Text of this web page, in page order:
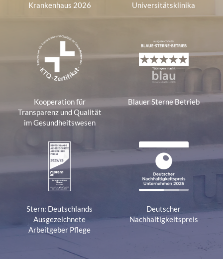
Krankenhaus 2026
Universitätsklinika
Kooperation für
Transparenz und Qualität
im Gesundheitswesen
Blauer Sterne Betrieb
Stern: Deutschlands
Ausgezeichnete
Arbeitgeber Pflege
Deutscher
Nachhaltigkeitspreis